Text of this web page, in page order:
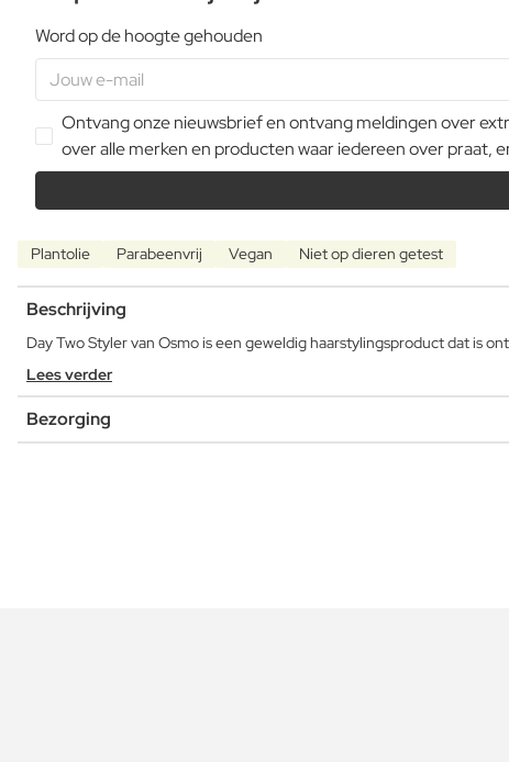
Word op de hoogte gehouden
Ontvang onze nieuwsbrief en ontvang meldingen over
over alle merken en producten waar iedereen over praat,
Plantolie Parabeenvrij Vegan Niet op dieren getest
Beschrijving
Day Two Styler van Osmo is een geweldig haarstylingsproduct dat is
Lees verder
Bezorging